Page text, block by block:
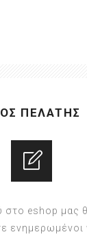
ΠΕΛΆΤΗΣ
στο eshop μας